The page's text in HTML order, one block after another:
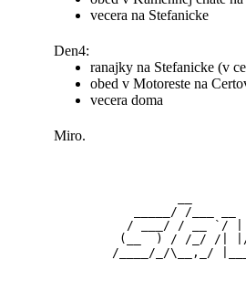
vecera na Stefanicke
Den4:
ranajky na Stefanicke (v
obed v Motoreste na
vecera doma
Miro.
_____/ /___ __
/ ___/ / __ `/
(__  ) / /_/ /|